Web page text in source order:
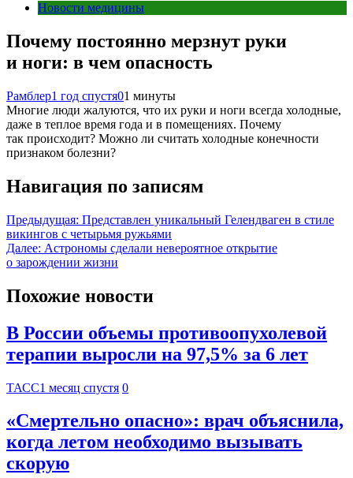
Новости медицины
Почему постоянно мерзнут руки
и ноги: в чем опасность
Рамблер1 год спустя01 минуты
Многие люди жалуются, что их руки и ноги всегда холодные,
даже в теплое время года и в помещениях. Почему
так происходит? Можно ли считать холодные конечности
признаком болезни?
Навигация по записям
Предыдущая: Представлен уникальный Гелендваген в стиле
викингов с четырьмя ружьями
Далее: Астрономы сделали невероятное открытие
о зарождении жизни
Похожие новости
В России объемы противоопухолевой
терапии выросли на 97,5% за 6 лет
ТАСС1 месяц спустя 0
«Смертельно опасно»: врач объяснила,
когда летом необходимо вызывать
скорую